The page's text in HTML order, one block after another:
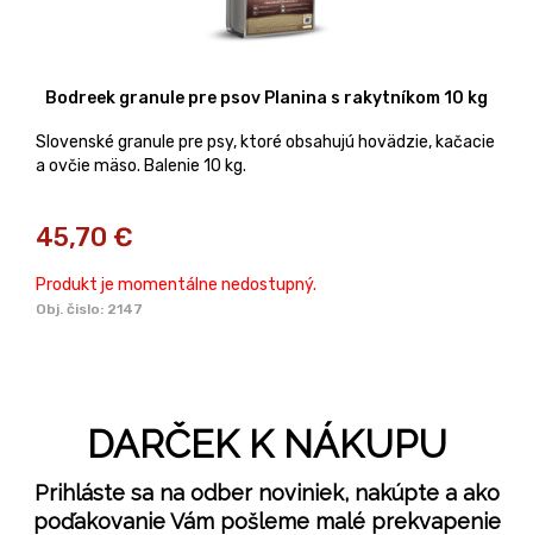
Bodreek granule pre psov Planina s rakytníkom 10 kg
Slovenské granule pre psy, ktoré obsahujú hovädzie, kačacie
a ovčie mäso. Balenie 10 kg.
45,70 €
Produkt je momentálne nedostupný.
Obj. čislo: 2147
DARČEK K NÁKUPU
Prihláste sa na odber noviniek, nakúpte a ako
poďakovanie Vám pošleme malé prekvapenie